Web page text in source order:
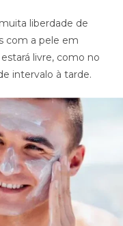
liberdade de
com a pele em
livre, como no
intervalo à tarde.